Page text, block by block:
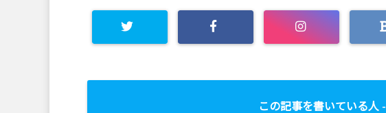
この記事を書いている人 -